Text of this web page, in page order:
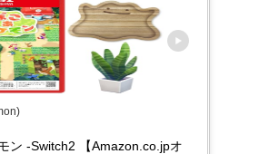
ン -Switch2 【Amazon.co.jpオ